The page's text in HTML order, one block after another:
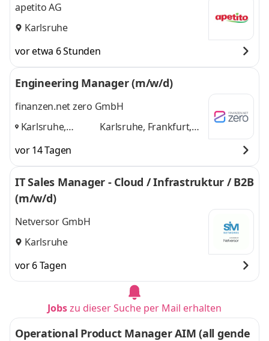
apetito AG
Karlsruhe
vor etwa 6 Stunden
Engineering Manager (m/w/d)
finanzen.net zero GmbH
Karlsruhe,
München,
Karlsruhe, Frankfurt,
vor 14 Tagen
IT Sales Manager - Cloud / Infrastruktur / B2B
(m/w/d)
Netversor GmbH
Karlsruhe
vor 6 Tagen
Jobszu dieser Suche per Mail erhalten
Operational Product Manager AIM (all gende